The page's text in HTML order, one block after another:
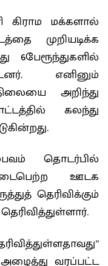
மக்களால்
முறியடிக்க
6பேரூந்துகளில்
எனினும்
அறிந்து
கலந்து
தொடர்பில்
நடைபெற்ற ஊடக
தெரிவிக்கும்
அழைத்து வரப்பட்ட